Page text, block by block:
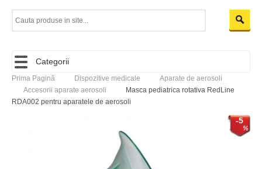
Categorii
Prima Pagină Dispozitive medicale
Aparate de aerosoli
Accesorii aparate aerosoli
Masca pediatrica rotativa RedLine
RDA002 pentru aparatele de aerosoli
-5